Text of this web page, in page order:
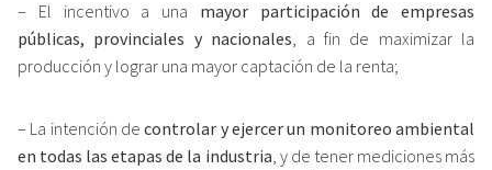
– El incentivo a una mayor participación de empresas
públicas, provinciales y nacionales , a fin de maximizar la
producción y lograr una mayor captación de la renta;
– La intención decontrolar y ejercer un monitoreo ambiental
en todas las etapas de la industria , y de tener mediciones más